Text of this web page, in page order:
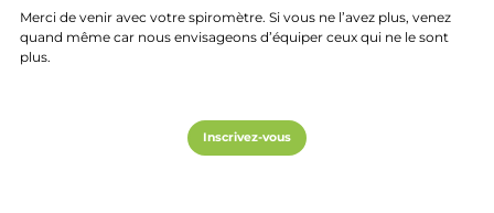
Merci de venir avec votre spiromètre. Si vous ne l’avez plus, venez
quand même car nous envisageons d’équiper ceux qui ne le sont
plus.
Inscrivez-vous